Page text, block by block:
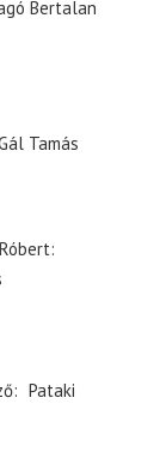
Bertalan
Tamás
Pataki